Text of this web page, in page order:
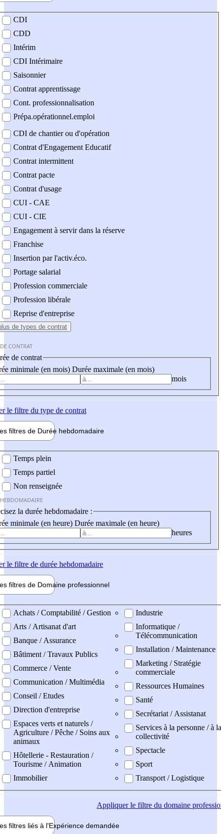
contrat
CDI
CDD
Intérim
CDI Intérimaire
Saisonnier
Contrat apprentissage
Cont. professionnalisation
Prépa.opérationnel.emploi
CDI de chantier ou d'opération
Contrat d'Engagement Educatif
Contrat intermittent
Contrat pacte
Contrat d'usage
CUI - CAE
CUI - CIE
Engagement à servir dans la réserve
Franchise
Insertion par l'activ.éco.
Portage salarial
Profession commerciale
Profession libérale
Reprise d'entreprise
de types de contrat
CONTRAT
de contrat
minimale (en mois) Durée maximale (en mois)
mois
le filtre du type de contrat
filtres de Durée hebdomadaire
Temps plein
Temps partiel
Non renseignée
la durée hebdomadaire :
minimale (en heure) Durée maximale (en heure)
heures
le filtre de durée hebdomadaire
filtres de Domaine professionnel
professionel
Achats / Comptabilité / Gestion
Arts / Artisanat d'art
Banque / Assurance
Bâtiment / Travaux Publics
Commerce / Vente
Communication / Multimédia
Conseil / Etudes
Direction d'entreprise
Espaces verts et naturels /
Agriculture / Pêche / Soins aux
animaux
Hôtellerie - Restauration /
Tourisme / Animation
Immobilier
Industrie
Informatique /
Télécommunication
Installation / Maintenance
Marketing / Stratégie
commerciale
Ressources Humaines
Santé
Secrétariat / Assistanat
Services à la personne / à la
collectivité
Spectacle
Sport
Transport / Logistique
Appliquerle filtre du domaine
filtres liés à l'Expérience demandée